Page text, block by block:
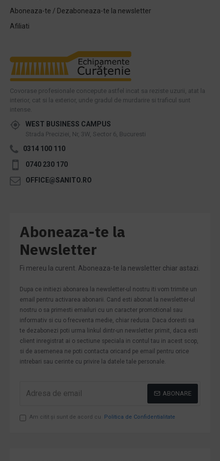
Aboneaza-te / Dezaboneaza-te la newsletter
Afiliati
Covorase profesionale concepute astfel incat sa reziste uzurii, atat la
interior, cat si la exterior, unde gradul de murdarire si traficul sunt
intense.
WEST BUSINESS CAMPUS
Strada Preciziei, Nr, 3W, Sector 6, Bucuresti
0314 100 110
0740 230 170
OFFICE@SANITO.RO
Aboneaza-te la
Newsletter
Fi mereu la curent. Aboneaza-te la newsletter chiar astazi.
Dupa ce initiezi abonarea la newsletter-ul nostru iti vom trimite un
email pentru activarea abonarii. Cand esti abonat la newsletter-ul
nostru o sa primesti emailuri cu un caracter promotional sau
informativ si cu o frecventa medie, chiar redusa. Daca doresti sa
te dezabonezi poti urma linkul dintr-un newsletter primit, daca esti
client inregistrat ai o sectiune speciala in contul tau in acest scop,
si de asemenea ne poti contacta oricand pe email pentru orice
intrebari sau cerinte cu privire la datele tale personale.
ABONARE
Am citit şi sunt de acord cu Politica de Confidentialitate